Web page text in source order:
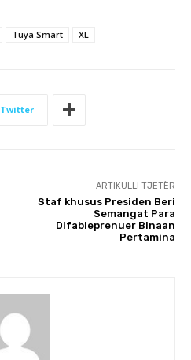
Tuya Smart XL
Twitter
ARTIKULLI TJETËR
Staf khusus Presiden Beri
Semangat Para
Difableprenuer Binaan
Pertamina